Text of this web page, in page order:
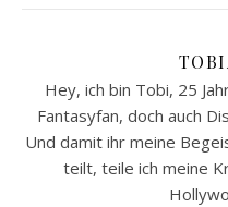
Hey, ich bin Tobi, 25
Fantasyfan, doch auch
Und damit ihr meine
teilt, teile ich meine